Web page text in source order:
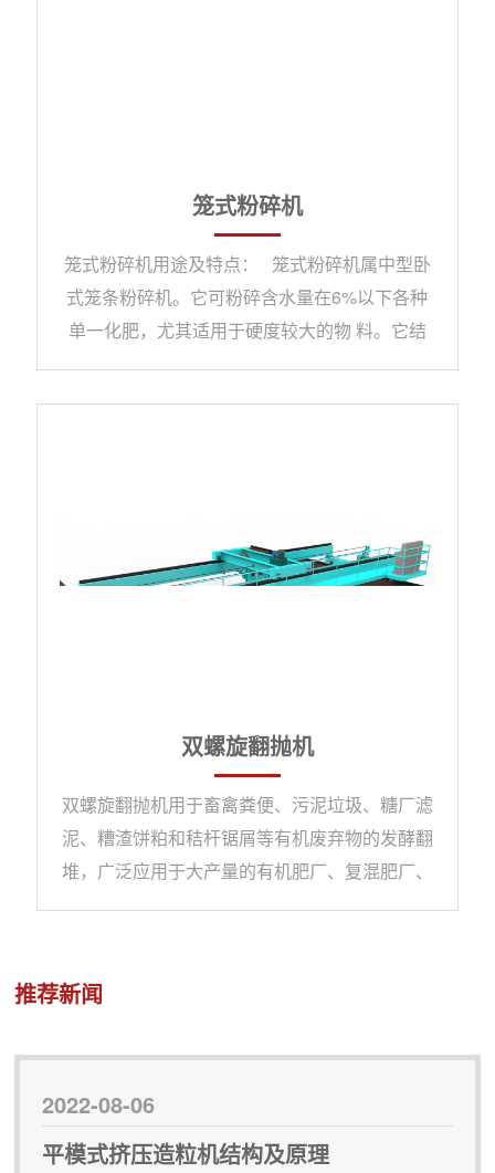
笼式粉碎机
笼式粉碎机用途及特点： 笼式粉碎机属中型卧
式笼条粉碎机。它可粉碎含水量在6%以下各种
单一化肥，尤其适用于硬度较大的物 料。它结
构简单紧凑，占地面积小，维修方便，粉碎效果
双螺旋翻抛机
双螺旋翻抛机用于畜禽粪便、污泥垃圾、糖厂滤
泥、糟渣饼粕和秸杆锯屑等有机废弃物的发酵翻
堆，广泛应用于大产量的有机肥厂、复混肥厂、
污泥垃圾厂、园艺场以及双孢菇种植厂等的发酵
行机配套使用可实现一机多槽用的功能。与其配
推荐新闻
2022-08-06
平模式挤压造粒机结构及原理